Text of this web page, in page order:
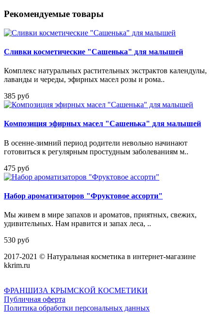
Рекомендуемые товары
Сливки косметические "Сашенька" для малышей
Комплекс натуральных растительных экстрактов календулы,
лаванды и череды, эфирных масел розы и рома..
385 руб
Композиция эфирных масел "Сашенька" для малышей
В осенне-зимний период родители невольно начинают
готовиться к регулярным простудным заболеваниям м..
475 руб
Набор ароматизаторов "Фруктовое ассорти"
Мы живем в мире запахов и ароматов, приятных, свежих,
удивительных. Нам нравится и запах леса, ..
530 руб
2017-2021 © Натуральная косметика в интернет-магазине
kkrim.ru
ФРАНШИЗА КРЫМСКОЙ КОСМЕТИКИ
Публичная оферта
Политика обработки персональных данных